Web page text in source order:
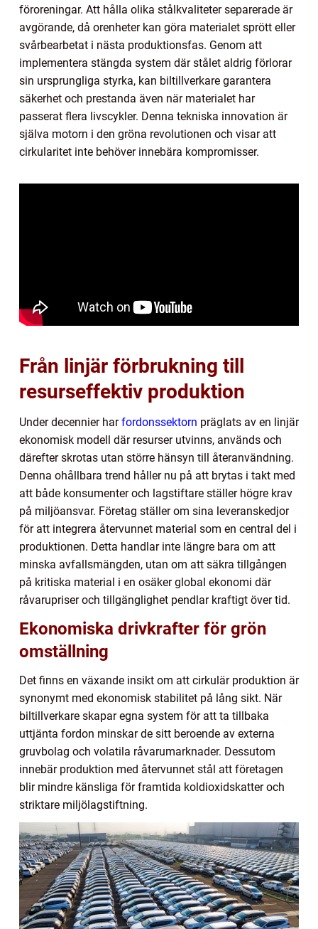
föroreningar. Att hålla olika stålkvaliteter separerade är
avgörande, då orenheter kan göra materialet sprött eller
svårbearbetat i nästa produktionsfas. Genom att
implementera stängda system där stålet aldrig förlorar
sin ursprungliga styrka, kan biltillverkare garantera
säkerhet och prestanda även när materialet har
passerat flera livscykler. Denna tekniska innovation är
själva motorn i den gröna revolutionen och visar att
cirkularitet inte behöver innebära kompromisser.
Från linjär förbrukning till
resurseffektiv produktion
Under decennier harfordonssektorn präglats av en linjär
ekonomisk modell där resurser utvinns, används och
därefter skrotas utan större hänsyn till återanvändning.
Denna ohållbara trend håller nu på att brytas i takt med
att både konsumenter och lagstiftare ställer högre krav
på miljöansvar. Företag ställer om sina leveranskedjor
för att integrera återvunnet material som en central del i
produktionen. Detta handlar inte längre bara om att
minska avfallsmängden, utan om att säkra tillgången
på kritiska material i en osäker global ekonomi där
råvarupriser och tillgänglighet pendlar kraftigt över tid.
Ekonomiska drivkrafter för grön
omställning
Det finns en växande insikt om att cirkulär produktion är
synonymt med ekonomisk stabilitet på lång sikt. När
biltillverkare skapar egna system för att ta tillbaka
uttjänta fordon minskar de sitt beroende av externa
gruvbolag och volatila råvarumarknader. Dessutom
innebär produktion med återvunnet stål att företagen
blir mindre känsliga för framtida koldioxidskatter och
striktare miljölagstiftning.